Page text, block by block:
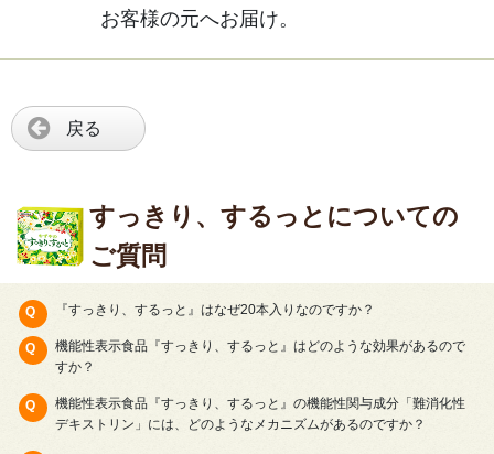
お客様の元へお届け。
戻る
すっきり、するっとについての
ご質問
『すっきり、するっと』はなぜ20本入りなのですか？
機能性表示食品『すっきり、するっと』はどのような効果があるので
すか？
機能性表示食品『すっきり、するっと』の機能性関与成分「難消化性
デキストリン」には、どのようなメカニズムがあるのですか？